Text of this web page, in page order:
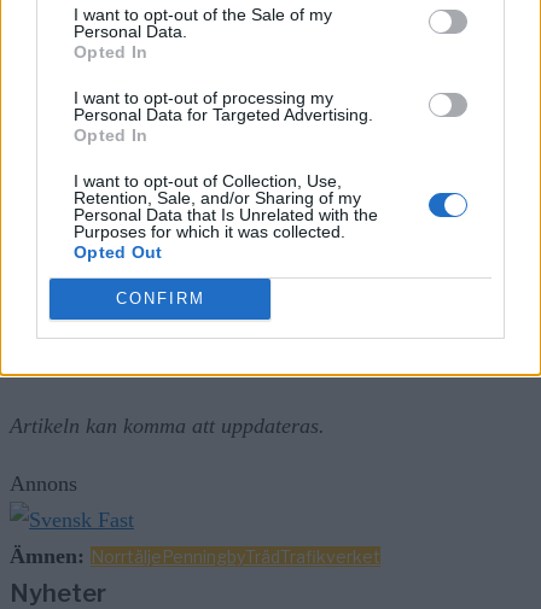
I want to opt-out of the Sale of my
Personal Data.
Opted In
I want to opt-out of processing my
Personal Data for Targeted Advertising.
Opted In
I want to opt-out of Collection, Use,
Retention, Sale, and/or Sharing of my
Personal Data that Is Unrelated with the
Purposes for which it was collected.
Opted Out
CONFIRM
i körfältet.
framkomligheten i riktning mot Norrtälje. Personal är på
väg för att åtgärda problemet.
Larmet registrerades klockan 07.03 på fredagsmorgonen
och arbetet beräknas pågå fram till klockan 09.00.
Artikeln kan komma att uppdateras.
Annons
Ämnen: NorrtäljePenningbyTrädTrafikverket
Nyheter